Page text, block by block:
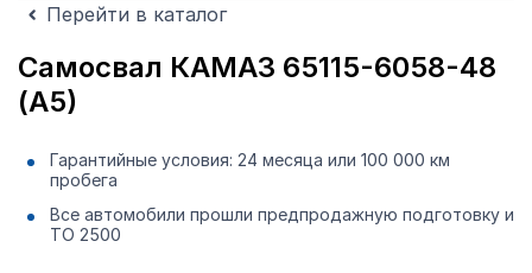
Перейти в каталог
Самосвал КАМАЗ 65115-6058-48
(А5)
Гарантийные условия: 24 месяца или 100 000 км
пробега
Все автомобили прошли предпродажную подготовку и
ТО 2500